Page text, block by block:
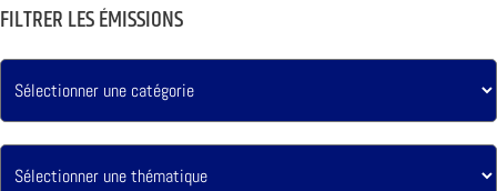
FILTRER LES ÉMISSIONS